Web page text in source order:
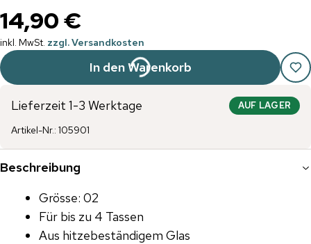
14,90 €
inkl. MwSt. zzgl. Versandkosten
In den Warenkorb
Lieferzeit 1-3 Werktage AUF LAGER
Artikel-Nr.: 105901
Beschreibung
Grösse: 02
Für bis zu 4 Tassen
Aus hitzebeständigem Glas